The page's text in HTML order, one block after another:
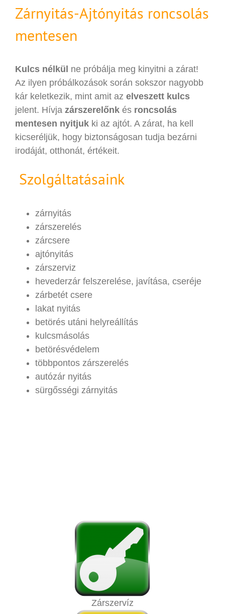
Zárnyitás-Ajtónyitás roncsolás
mentesen
Kulcs nélkül ne próbálja meg kinyitni a zárat!
Az ilyen próbálkozások során sokszor nagyobb
kár keletkezik, mint amit az elveszett kulcs
jelent. Hívja zárszerelőnk és roncsolás
mentesen nyitjuk ki az ajtót. A zárat, ha kell
kicseréljük, hogy biztonságosan tudja bezárni
irodáját, otthonát, értékeit.
Szolgáltatásaink
zárnyitás
zárszerelés
zárcsere
ajtónyitás
zárszerviz
hevederzár felszerelése, javítása, cseréje
zárbetét csere
lakat nyitás
betörés utáni helyreállítás
kulcsmásolás
betörésvédelem
többpontos zárszerelés
autózár nyitás
sürgősségi zárnyitás
Zárszervíz